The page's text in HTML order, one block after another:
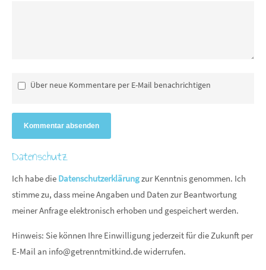
Über neue Kommentare per E-Mail benachrichtigen
Kommentar absenden
Datenschutz
Ich habe die Datenschutzerklärungzur Kenntnis genommen. Ich
stimme zu, dass meine Angaben und Daten zur Beantwortung
meiner Anfrage elektronisch erhoben und gespeichert werden.
Hinweis: Sie können Ihre Einwilligung jederzeit für die Zukunft per
E-Mail an info@getrenntmitkind.dewiderrufen.